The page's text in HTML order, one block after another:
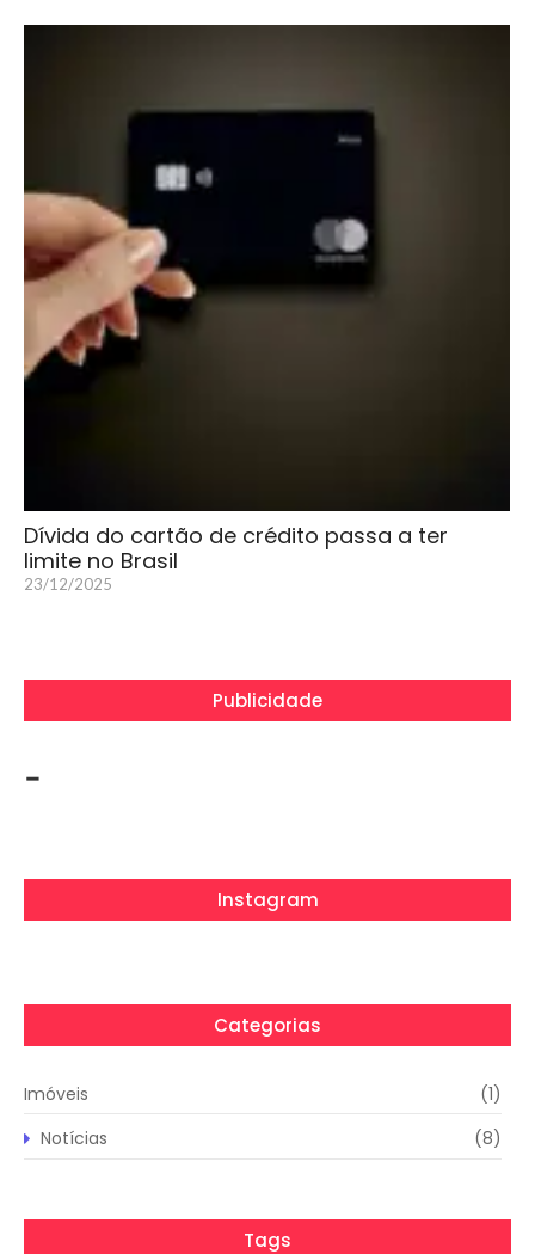
Dívida do cartão de crédito passa a ter
limite no Brasil
23/12/2025
Publicidade
-
Instagram
Categorias
Imóveis
(1)
Notícias
(8)
Tags